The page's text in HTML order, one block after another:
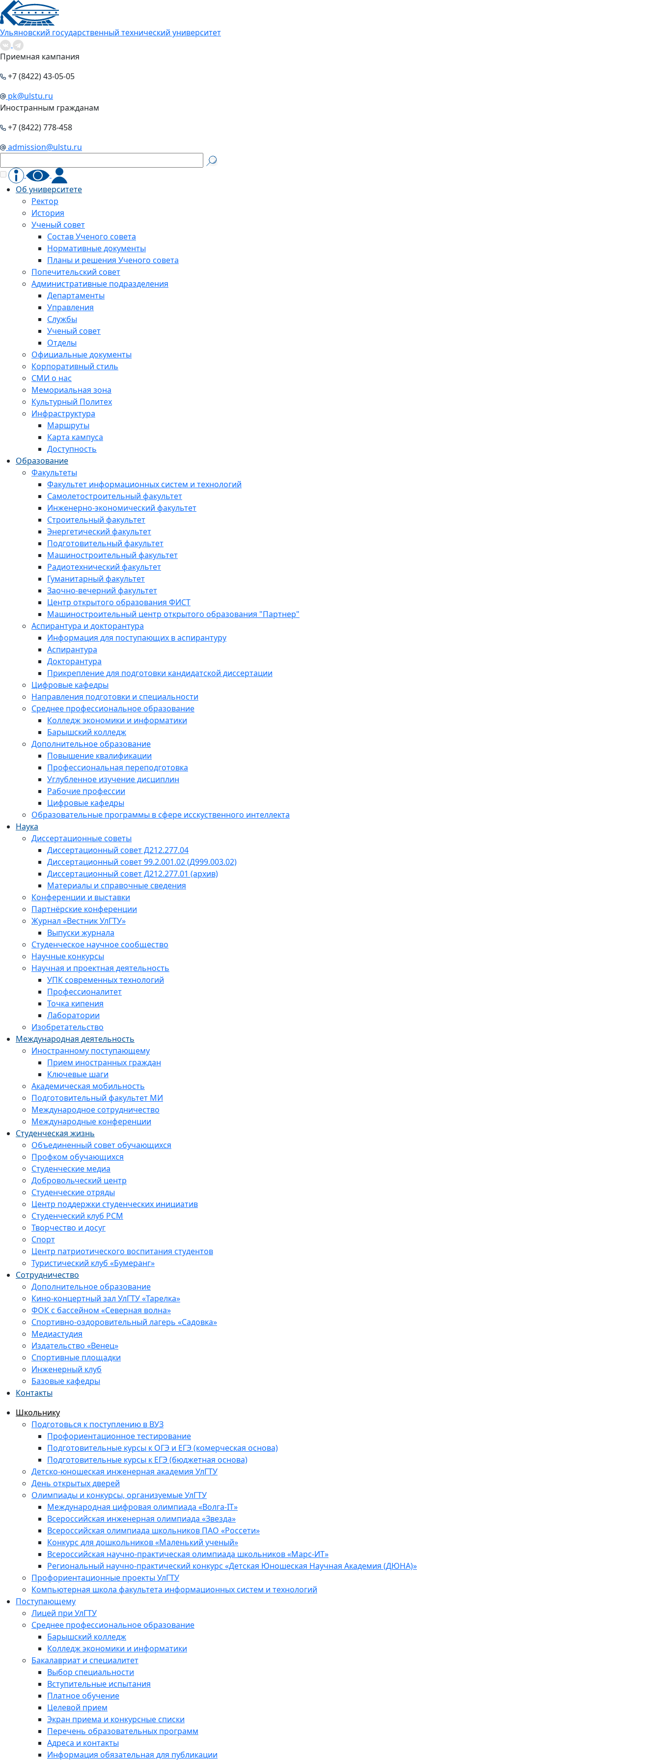
Ульяновский государственный технический университет
Приемная кампания
+7 (8422) 43-05-05
pk@ulstu.ru
Иностранным гражданам
+7 (8422) 778-458
admission@ulstu.ru
Об университете
Ректор
История
Ученый совет
Состав Ученого совета
Нормативные документы
Планы и решения Ученого совета
Попечительский совет
Административные подразделения
Департаменты
Управления
Службы
Ученый совет
Отделы
Официальные документы
Корпоративный стиль
СМИ о нас
Мемориальная зона
Культурный Политех
Инфраструктура
Маршруты
Карта кампуса
Доступность
Образование
Факультеты
Факультет информационных систем и технологий
Самолетостроительный факультет
Инженерно-экономический факультет
Строительный факультет
Энергетический факультет
Подготовительный факультет
Машиностроительный факультет
Радиотехнический факультет
Гуманитарный факультет
Заочно-вечерний факультет
Центр открытого образования ФИСТ
Машиностроительный центр открытого образования "Партнер"
Аспирантура и докторантура
Информация для поступающих в аспирантуру
Аспирантура
Докторантура
Прикрепление для подготовки кандидатской диссертации
Цифровые кафедры
Направления подготовки и специальности
Среднее профессиональное образование
Колледж экономики и информатики
Барышский колледж
Дополнительное образование
Повышение квалификации
Профессиональная переподготовка
Углубленное изучение дисциплин
Рабочие профессии
Цифровые кафедры
Образовательные программы в сфере исскуственного интеллекта
Наука
Диссертационные советы
Диссертационный совет Д212.277.04
Диссертационный совет 99.2.001.02 (Д999.003.02)
Диссертационный совет Д212.277.01 (архив)
Материалы и справочные сведения
Конференции и выставки
Партнёрские конференции
Журнал «Вестник УлГТУ»
Выпуски журнала
Студенческое научное сообщество
Научные конкурсы
Научная и проектная деятельность
УПК современных технологий
Профессионалитет
Точка кипения
Лаборатории
Изобретательство
Международная деятельность
Иностранному поступающему
Прием иностранных граждан
Ключевые шаги
Академическая мобильность
Подготовительный факультет МИ
Международное сотрудничество
Международные конференции
Студенческая жизнь
Объединенный совет обучающихся
Профком обучающихся
Студенческие медиа
Добровольческий центр
Студенческие отряды
Центр поддержки студенческих инициатив
Студенческий клуб РСМ
Творчество и досуг
Спорт
Центр патриотического воспитания студентов
Туристический клуб «Бумеранг»
Сотрудничество
Дополнительное образование
Кино-концертный зал УлГТУ «Тарелка»
ФОК с бассейном «Северная волна»
Спортивно-оздоровительный лагерь «Садовка»
Медиастудия
Издательство «Венец»
Спортивные площадки
Инженерный клуб
Базовые кафедры
Контакты
Школьнику
Подготовься к поступлению в ВУЗ
Профориентационное тестирование
Подготовительные курсы к ОГЭ и ЕГЭ (комерческая основа)
Подготовительные курсы к ЕГЭ (бюджетная основа)
Детско-юношеская инженерная академия УлГТУ
День открытых дверей
Олимпиады и конкурсы, организуемые УлГТУ
Международная цифровая олимпиада «Волга-IT»
Всероссийская инженерная олимпиада «Звезда»
Всероссийская олимпиада школьников ПАО «Россети»
Конкурс для дошкольников «Маленький ученый»
Всероссийская научно-практическая олимпиада школьников «Марс-ИТ»
Региональный научно-практический конкурс «Детская Юношеская Научная Академия (ДЮНА)»
Профориентационные проекты УлГТУ
Компьютерная школа факультета информационных систем и технологий
Поступающему
Лицей при УлГТУ
Среднее профессиональное образование
Барышский колледж
Колледж экономики и информатики
Бакалавриат и специалитет
Выбор специальности
Вступительные испытания
Платное обучение
Целевой прием
Экран приема и конкурсные списки
Перечень образовательных программ
Адреса и контакты
Информация обязательная для публикации